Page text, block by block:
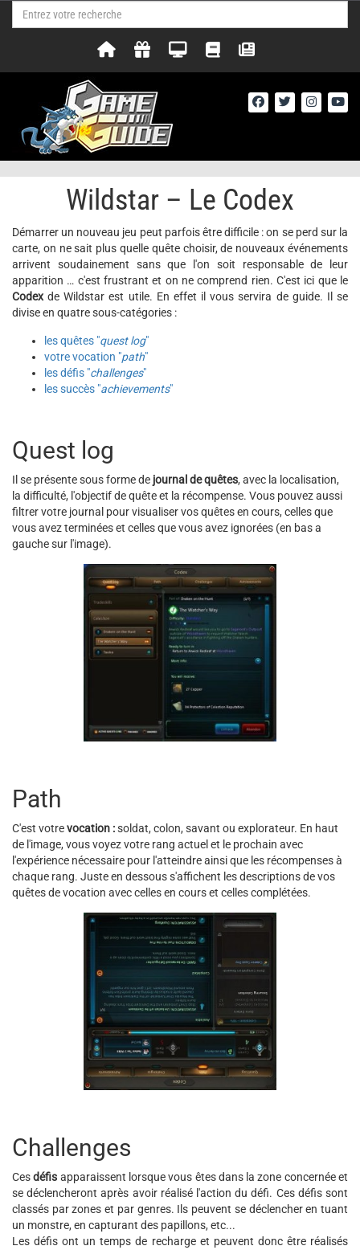
Wildstar – Le Codex
Démarrer un nouveau jeu peut parfois être difficile : on se perd sur la
carte, on ne sait plus quelle quête choisir, de nouveaux événements
arrivent soudainement sans que l'on soit responsable de leur
apparition … c'est frustrant et on ne comprend rien. C'est ici que le
Codex de Wildstar est utile. En effet il vous servira de guide. Il se
divise en quatre sous-catégories :
les quêtes "quest log"
votre vocation "path"
les défis "challenges"
les succès "achievements"
Quest log
Il se présente sous forme de journal de quêtes, avec la localisation,
la difficulté, l'objectif de quête et la récompense. Vous pouvez aussi
filtrer votre journal pour visualiser vos quêtes en cours, celles que
vous avez terminées et celles que vous avez ignorées (en bas a
gauche sur l'image).
Path
C'est votrevocation :soldat, colon, savant ou explorateur. En haut
de l'image, vous voyez votre rang actuel et le prochain avec
l'expérience nécessaire pour l'atteindre ainsi que les récompenses à
chaque rang. Juste en dessous s'affichent les descriptions de vos
quêtes de vocation avec celles en cours et celles complétées.
Challenges
Cesdéfis apparaissent lorsque vous êtes dans la zone concernée et
se déclencheront après avoir réalisé l'action du défi. Ces défis sont
classés par zones et par genres. Ils peuvent se déclencher en tuant
un monstre, en capturant des papillons, etc...
Les défis ont un temps de recharge et peuvent donc être réalisés